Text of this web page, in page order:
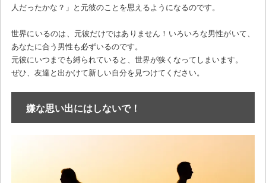
人だったかな？」と元彼のことを思えるようになるのです。
世界にいるのは、元彼だけではありません！いろいろな男性がいて、
あなたに合う男性も必ずいるのです。
元彼にいつまでも縛られていると、世界が狭くなってしまいます。
ぜひ、友達と出かけて新しい自分を見つけてください。
嫌な思い出にはしないで！